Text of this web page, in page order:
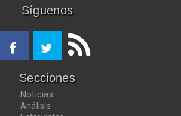
Síguenos
Secciones
Noticias
Análisis